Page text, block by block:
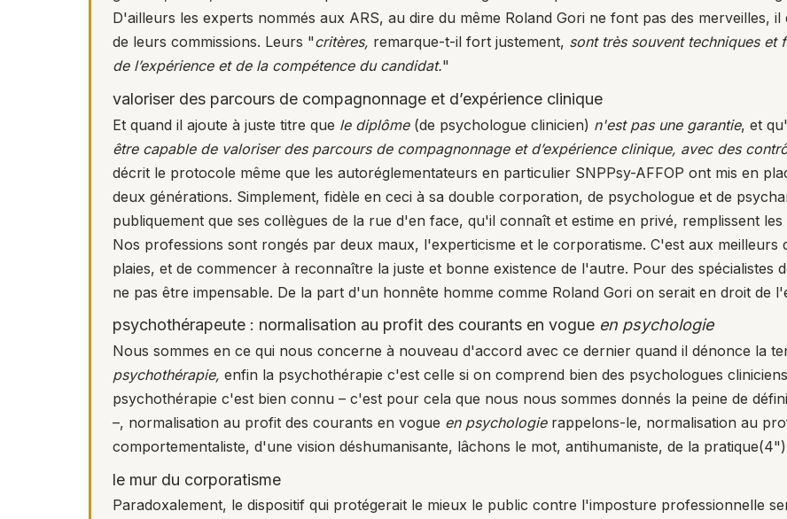
D'ailleurs les experts nommés aux ARS, au dire du même Roland Gori ne font pas des merveilles,
de leurs commissions. Leurs "critères, remarque-t-il fort justement, sont très souvent techniques et
de l’expérience et de la compétence du candidat."
valoriser des parcours de compagnonnage et d’expérience clinique
Et quand il ajoute à juste titre que le diplôme(de psychologue clinicien) n'est pas une garantie, et
être capable de valoriser des parcours de compagnonnage et d’expérience clinique, avec des
décrit le protocole même que les autoréglementateurs en particulier SNPPsy-AFFOP ont mis en
deux générations. Simplement, fidèle en ceci à sa double corporation, de psychologue et de
publiquement que ses collègues de la rue d'en face, qu'il connaît et estime en privé, remplissent
Nos professions sont rongés par deux maux, l'experticisme et le corporatisme. C'est aux
plaies, et de commencer à reconnaître la juste et bonne existence de l'autre. Pour des
ne pas être impensable. De la part d'un honnête homme comme Roland Gori on serait en droit de
psychothérapeute : normalisation au profit des courants en vogue en psychologie
Nous sommes en ce qui nous concerne à nouveau d'accord avec ce dernier quand il dénonce la
psychothérapie, enfin la psychothérapie c'est celle si on comprend bien des psychologues
psychothérapie c'est bien connu – c'est pour cela que nous nous sommes donnés la peine de
–, normalisation au profit des courants en vogue en psychologierappelons-le, normalisation au
comportementaliste, d'une vision déshumanisante, lâchons le mot, antihumaniste, de la pratique(4
le mur du corporatisme
Paradoxalement, le dispositif qui protégerait le mieux le public contre l'imposture professionnelle